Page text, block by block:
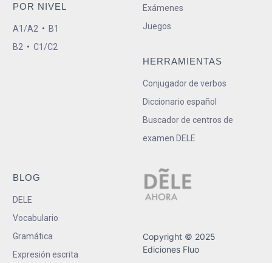
POR NIVEL
A1/A2 • B1
B2 • C1/C2
Exámenes
Juegos
HERRAMIENTAS
Conjugador de verbos
Diccionario español
Buscador de centros de
examen DELE
BLOG
DELE
Vocabulario
Gramática
Expresión escrita
Copyright © 2025
Ediciones Fluo